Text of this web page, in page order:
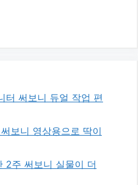
터 써보니 듀얼 작업 편
보니 영상용으로 딱이
2주 써보니 실물이 더